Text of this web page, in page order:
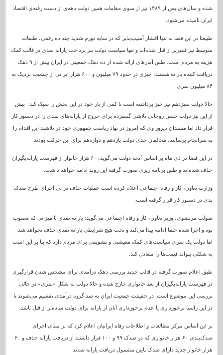
شده و سال‌های پس از ۱۳۸۹ نیز از سوی مقامات همین دولت دهه‌ی از دست رفته‌ی اقتصاد
ایران نامیده می‌شود.
طبیعتا در این فضا نه تنها اقشار آسیب‌پذیر که در سایه تورم شدید چند ده رقمی، طبقات
متوسط نیز فقیرتر از قبل شده‌اند و تنها سیاست دولت ینز پرداخت یارانه نقدی در قالب کمک
هزینه به مردم است. طبق آمارهای ارائه شده از ده دهک جمعیتی در ایران بیش از ۹ دهک
دریافت کننده یارانه هستند، چیزی در حدود ۷۹ میلیون و ۶۰۰ هزار ایرانی از جمعیت نزدیک به
۸۴ میلیون نفری
حالا دولت سیزدهم نیز خیز برداشته است تا کمی از بار خود در این بخش را سبک کند . پیش
از این نیز دولت حسن روحانی تلاشی گسترده برای خروج از یارانه‌های نقدی را در دستور کار
قرار داد اما منتقدان دیروز وی که امروز در نهاد ریاست جمهوری خود در تلاشند این اقدام را
به سرانجام برسانند، مخالفان جدی دولت یازدهم و دوازدهم برای این حرکت بودند.
در این فضا در دی ماه بر اساس آنچه دولت می‌گوید، ۶۰ هزار خانوار از فهرست یارانه‌بگیران
حذف شده‌اند و طبق برنامه ریزی صورت گرفته این روند ادامه خواهد داشت.
وزارت تعاون، کار و رفاه اجتماعی اعلام کرده است عملیات حذف در پی اجرای طرح صدک
بدی در دستور کار قرار گرفته است.
صولت مرتضوی، وزیر تعاون، کار و رفاه اجتماعی می‌گوید: یارانه نقدی تا میزانی که مصوب
بود و اجرا شده حتما ادامه پیدا می‌کند و تحت هیچ شرایطی یارانه نقدی حذف نخواهد شد.
اما دولت یک سری سیاست‌های کمک معیشتی و تشویقی برای مردم دارد که بنا بر این است
به شکلی بتواند قیمت‌ها را متعادل کند.
طبق اعلام صورت گرفته در قالب جدید بررسی دهک درآمدی برای مشخص شدن قرارگیری
در فهرست یارانه‌بگیران از بعد خانواری خارج شده و حالا دولت به شکل «نفری» در حالی
بررسی این موضوع است. در حقیقت جمعیت ایران به صد گروه درآمدی تقسیم می‌شوند تا
در این راستا برخورداری یا عدم برخورداری آنان از یارانه برای دولت ساده‌تر از قبل باشد.
بر این اساس مرکز مطالعات و اطلاعات رفاه ایرانیان اعلام کرد که بر مبنای اجرای
صدک‌بندی ۶۰ هزار خانواری که در صدک ۹۹ و ۱۰۰ قرار داشتند از دریافت یارانه حذف و ۶۰
هزار خانوار جدید دارای صدک پایین مشمول دریافت یارانه شدند.